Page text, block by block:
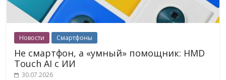
Новости Смартфоны
Не смартфон, а «умный» помощник: HMD
Touch AI с ИИ
30.07.2026